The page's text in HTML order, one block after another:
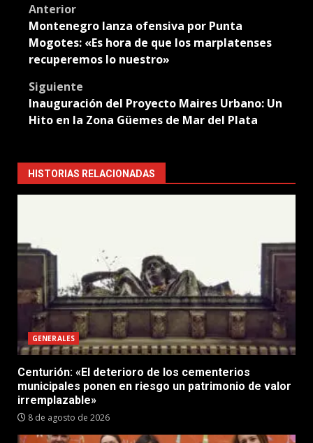
Post
navigation
Anterior
Montenegro lanza ofensiva por Punta
Mogotes: «Es hora de que los marplatenses
recuperemos lo nuestro»
Siguiente
Inauguración del Proyecto Maires Urbano: Un
Hito en la Zona Güemes de Mar del Plata
HISTORIAS RELACIONADAS
GENERALES
Centurión: «El deterioro de los cementerios
municipales ponen en riesgo un patrimonio de valor
irremplazable»
8 de agosto de 2026